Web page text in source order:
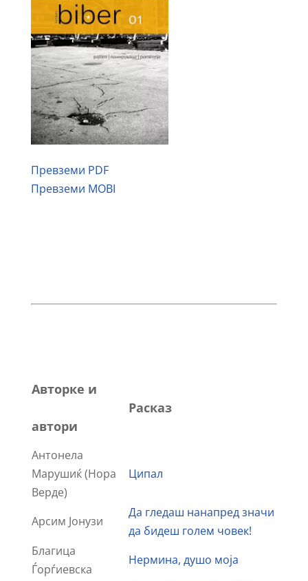
Превземи PDF
Превземи MOBI
Aвторкe и
автори
Расказ
Антонела
Марушиќ (Нора
Верде)
Ципал
Арсим Јонузи
Да гледаш нанапред значи
да бидеш голем човек!
Благица
Ѓорѓиевска
Нермина, душо моја